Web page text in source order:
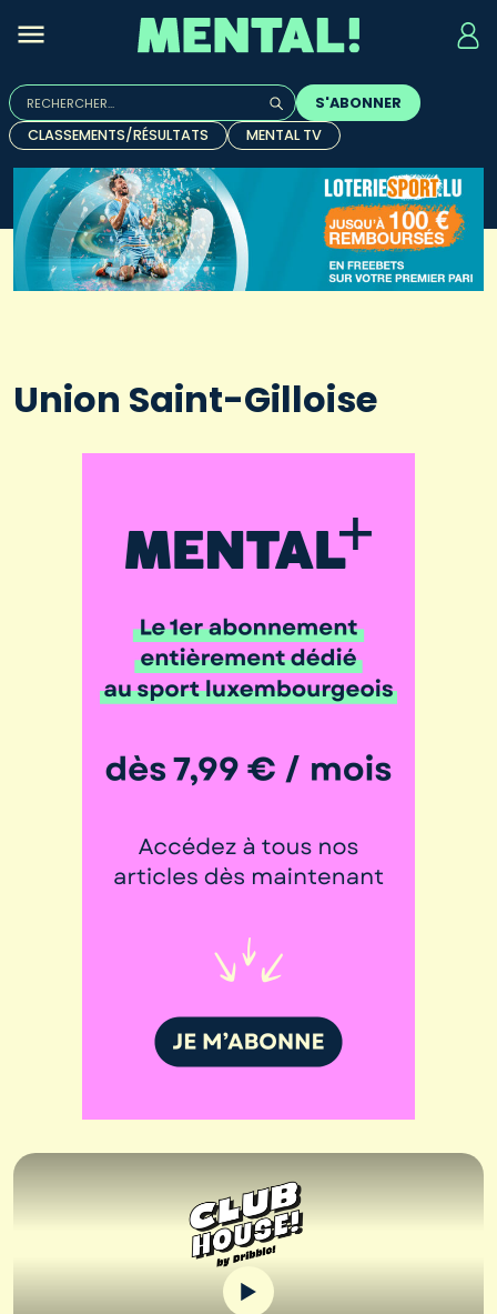
Rechercher :
Quand les résultats de l'auto-complétion sont
S'ABONNER
CLASSEMENTS/RÉSULTATS
MENTAL TV
Union Saint-Gilloise